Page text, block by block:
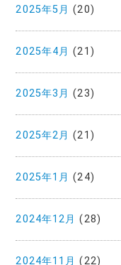
2025年5月 (20)
2025年4月 (21)
2025年3月 (23)
2025年2月 (21)
2025年1月 (24)
2024年12月 (28)
2024年11月 (22)